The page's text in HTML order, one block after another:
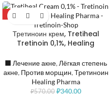
-40%
Третиноин крем, Tretiheal
Tretinoin 0,1%, Healing
⬛️ Лечение акне, Лёгкая степень
акне, Против морщин, Третиноин
Healing Pharma
₽570.00 ₽340.00